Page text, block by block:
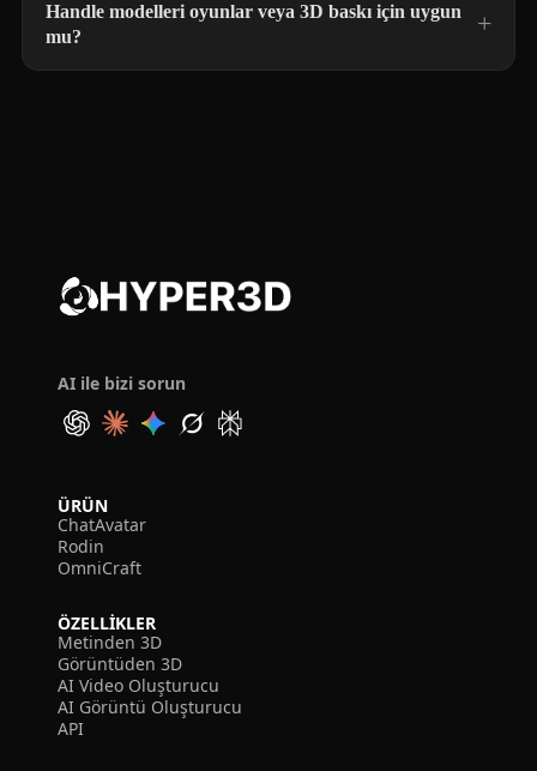
Handle modelleri oyunlar veya 3D baskı için uygun
mu?
AI ile bizi sorun
ÜRÜN
ChatAvatar
Rodin
OmniCraft
ÖZELLIKLER
Metinden 3D
Görüntüden 3D
AI Video Oluşturucu
AI Görüntü Oluşturucu
API